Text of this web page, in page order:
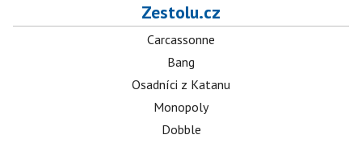
Zestolu.cz
Carcassonne
Bang
Osadníci z Katanu
Monopoly
Dobble